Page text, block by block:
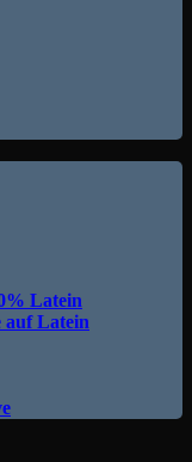
Latein
auf Latein